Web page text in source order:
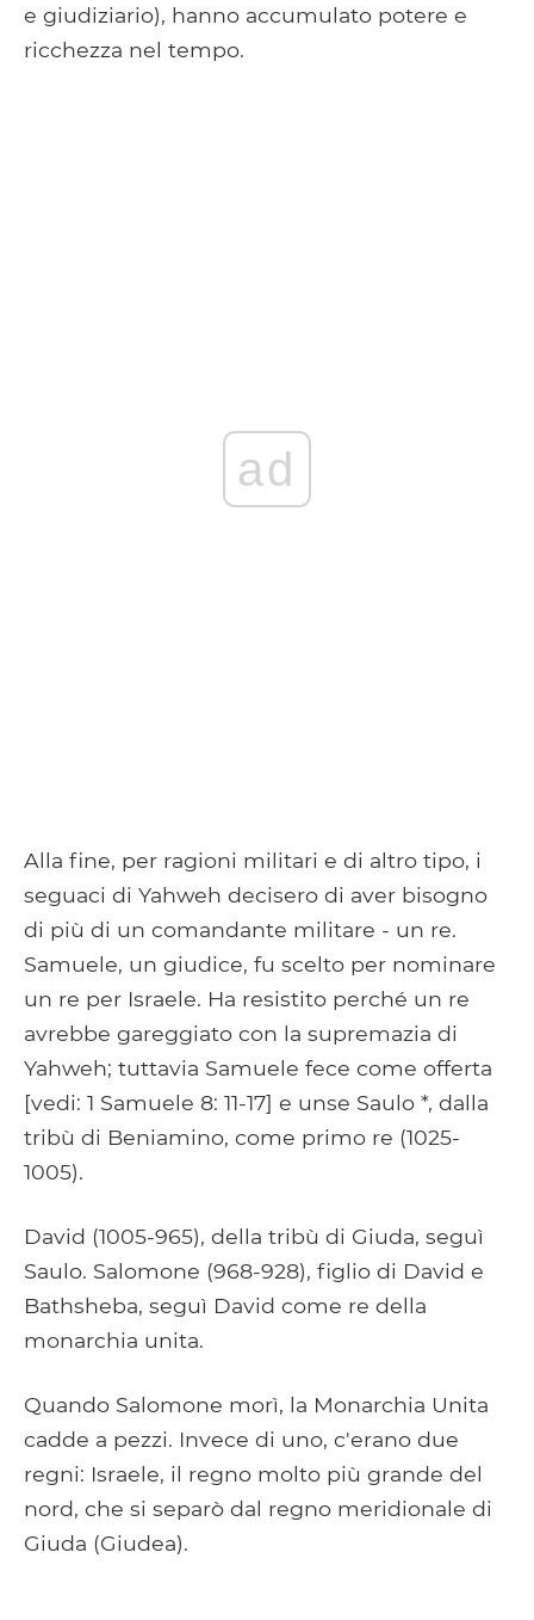
e giudiziario), hanno accumulato potere e
ricchezza nel tempo.
ad
Alla fine, per ragioni militari e di altro tipo, i
seguaci di Yahweh decisero di aver bisogno
di più di un comandante militare - un re.
Samuele, un giudice, fu scelto per nominare
un re per Israele. Ha resistito perché un re
avrebbe gareggiato con la supremazia di
Yahweh; tuttavia Samuele fece come offerta
[vedi: 1 Samuele 8: 11-17] e unse Saulo *, dalla
tribù di Beniamino, come primo re (1025-
1005).
David (1005-965), della tribù di Giuda, seguì
Saulo. Salomone (968-928), figlio di David e
Bathsheba, seguì David come re della
monarchia unita.
Quando Salomone morì, la Monarchia Unita
cadde a pezzi. Invece di uno, c'erano due
regni: Israele, il regno molto più grande del
nord, che si separò dal regno meridionale di
Giuda (Giudea).